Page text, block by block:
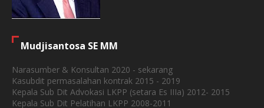
Mudjisantosa SE MM
Narasumber & Konsultan 2020 - sekarang
Kasubdit permasalahan kontrak 2015 - 2019
Kepala Sub Dit Advokasi LKPP (setara Es IIIa) 2012- 2015
Kepala Sub Dit Pelatihan LKPP 2008-2011